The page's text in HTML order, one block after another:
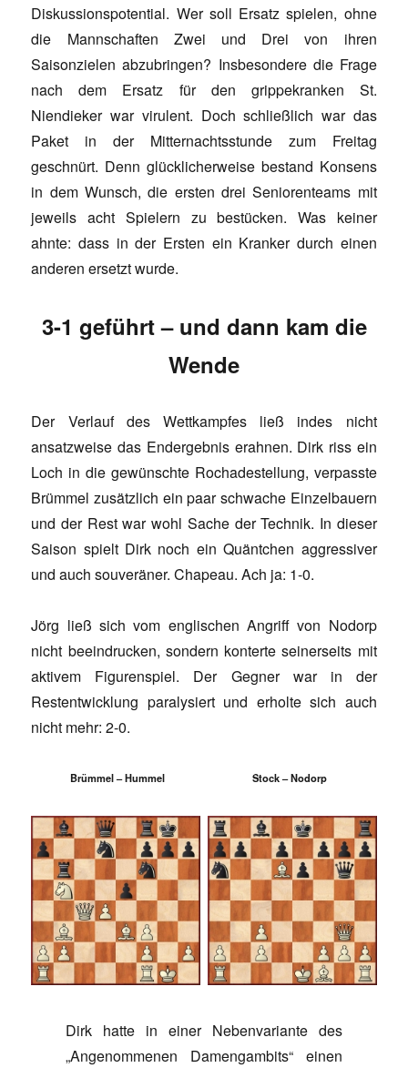
Diskussionspotential. Wer soll Ersatz spielen, ohne
die Mannschaften Zwei und Drei von ihren
Saisonzielen abzubringen? Insbesondere die Frage
nach dem Ersatz für den grippekranken St.
Niendieker war virulent. Doch schließlich war das
Paket in der Mitternachtsstunde zum Freitag
geschnürt. Denn glücklicherweise bestand Konsens
in dem Wunsch, die ersten drei Seniorenteams mit
jeweils acht Spielern zu bestücken. Was keiner
ahnte: dass in der Ersten ein Kranker durch einen
anderen ersetzt wurde.
3-1 geführt – und dann kam die
Wende
Der Verlauf des Wettkampfes ließ indes nicht
ansatzweise das Endergebnis erahnen. Dirk riss ein
Loch in die gewünschte Rochadestellung, verpasste
Brümmel zusätzlich ein paar schwache Einzelbauern
und der Rest war wohl Sache der Technik. In dieser
Saison spielt Dirk noch ein Quäntchen aggressiver
und auch souveräner. Chapeau. Ach ja: 1-0.
Jörg ließ sich vom englischen Angriff von Nodorp
nicht beeindrucken, sondern konterte seinerseits mit
aktivem Figurenspiel. Der Gegner war in der
Restentwicklung paralysiert und erholte sich auch
nicht mehr: 2-0.
Brümmel – Hummel Stock – Nodorp
Dirk hatte in einer Nebenvariante des
„Angenommenen Damengambits“ einen